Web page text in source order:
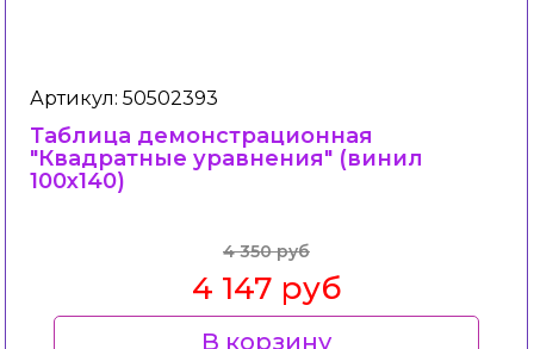
Артикул: 50502393
Таблица демонстрационная
"Квадратные уравнения" (винил
100х140)
4 350 руб
4 147 руб
В корзину